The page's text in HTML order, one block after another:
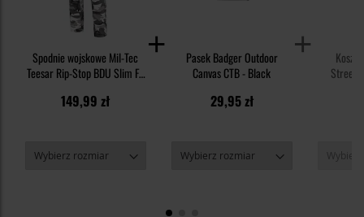
Spodnie wojskowe Mil-Tec
Teesar Rip-Stop BDU Slim Fit
149,99 zł
Pasek Badger Outdoor
Canvas CTB - Black
29,95 zł